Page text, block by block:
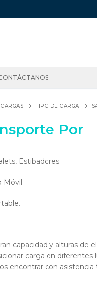
TIPO DE CARGA
Por
Estibadores
Móvil
capacidad y alturas de
carga en diferentes
encontrar con